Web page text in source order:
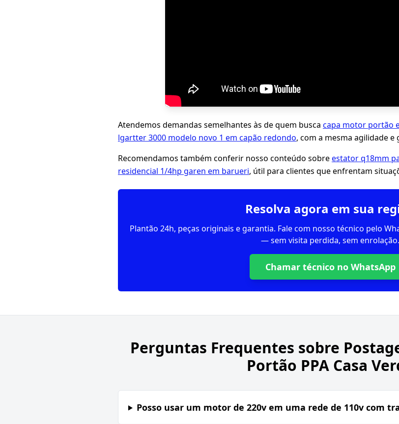
Atendemos demandas semelhantes às de quem busca capa motor portão
lgartter 3000 modelo novo 1 em capão redondo, com a mesma agilidade
Recomendamos também conferir nosso conteúdo sobreestator q18mm
residencial 1/4hp garen em barueri, útil para clientes que enfrentam
Resolva agora em sua
Plantão 24h, peças originais e garantia. Fale com nosso técnico pelo
— sem visita perdida, sem enrolação.
Chamar técnico no WhatsApp
Perguntas Frequentes sobre
Portão PPA Casa
Posso usar um motor de 220v em uma rede de 110v com